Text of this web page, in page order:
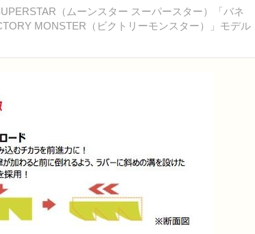
（ムーンスター スーパースター）「バネ
MONSTER（ビクトリーモンスター）」モデル